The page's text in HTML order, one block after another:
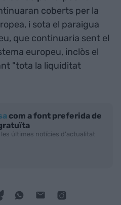
coberts per la
i sota el paraigua
que continuaria sent el
europeu, inclòs el
"tota la liquiditat
com a font preferida de
últimes notícies d'actualitat